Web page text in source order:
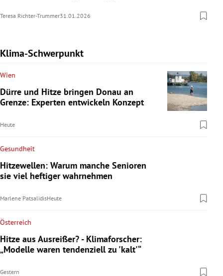
Teresa Richter-Trummer31.01.2026
Klima-Schwerpunkt
Wien
Dürre und Hitze bringen Donau an
Grenze: Experten entwickeln Konzept
Heute
Gesundheit
Hitzewellen: Warum manche Senioren
sie viel heftiger wahrnehmen
Marlene PatsalidisHeute
Österreich
Hitze aus Ausreißer? - Klimaforscher:
„Modelle waren tendenziell zu 'kalt'“
Gestern